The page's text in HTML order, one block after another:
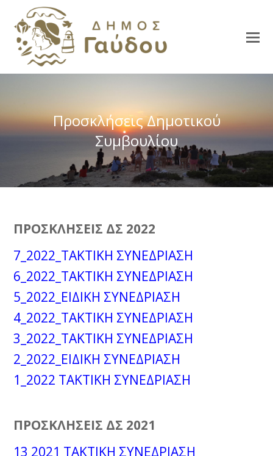
Προσκλήσεις Δημοτικού
Συμβουλίου
ΠΡΟΣΚΛΗΣΕΙΣ ΔΣ 2022
7_2022_ΤΑΚΤΙΚΗ ΣΥΝΕΔΡΙΑΣΗ
6_2022_ΤΑΚΤΙΚΗ ΣΥΝΕΔΡΙΑΣΗ
5_2022_ΕΙΔΙΚΗ ΣΥΝΕΔΡΙΑΣΗ
4_2022_ΤΑΚΤΙΚΗ ΣΥΝΕΔΡΙΑΣΗ
3_2022_ΤΑΚΤΙΚΗ ΣΥΝΕΔΡΙΑΣΗ
2_2022_ΕΙΔΙΚΗ ΣΥΝΕΔΡΙΑΣΗ
1_2022 ΤΑΚΤΙΚΗ ΣΥΝΕΔΡΙΑΣΗ
ΠΡΟΣΚΛΗΣΕΙΣ ΔΣ 2021
13 2021 ΤΑΚΤΙΚΗ ΣΥΝΕΔΡΙΑΣΗ